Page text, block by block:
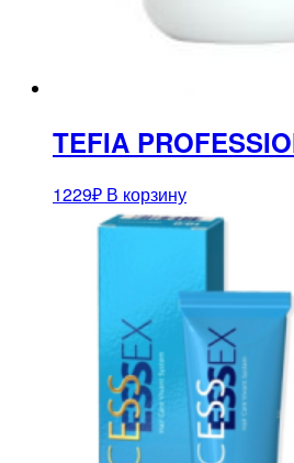
TEFIA
1229₽ В корзину